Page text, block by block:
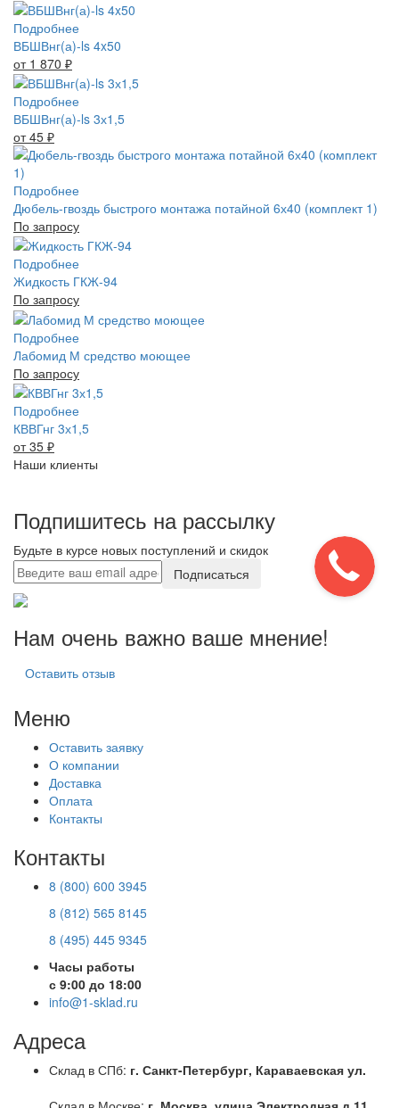
Подробнее
ВБШВнг(а)-ls 4x50
от 1 870 ₽
Подробнее
ВБШВнг(а)-ls 3х1,5
от 45 ₽
Подробнее
Дюбель-гвоздь быстрого монтажа потайной 6х40 (комплект 1)
По запросу
Подробнее
Жидкость ГКЖ-94
По запросу
Подробнее
Лабомид М средство моющее
По запросу
Подробнее
КВВГнг 3х1,5
от 35 ₽
Наши клиенты
Подпишитесь на рассылку
Будьте в курсе новых поступлений и скидок
Подписаться
Нам очень важно ваше мнение!
Оставить отзыв
Меню
Оставить заявку
О компании
Доставка
Оплата
Контакты
Контакты
8 (800) 600 3945
8 (812) 565 8145
8 (495) 445 9345
Часы работы
с 9:00 до 18:00
info@1-sklad.ru
Адреса
Склад в СПб: г. Санкт-Петербург, Караваевская ул.